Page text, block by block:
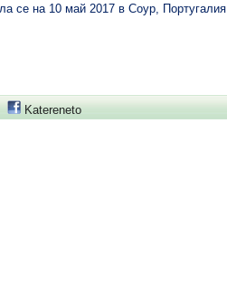
се на 10 май 2017 в Соур, Португалия
Katereneto